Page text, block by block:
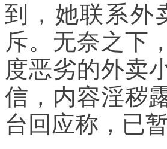
到，她联系外
斥。无奈之下
度恶劣的外卖
信，内容淫秽
台回应称，已